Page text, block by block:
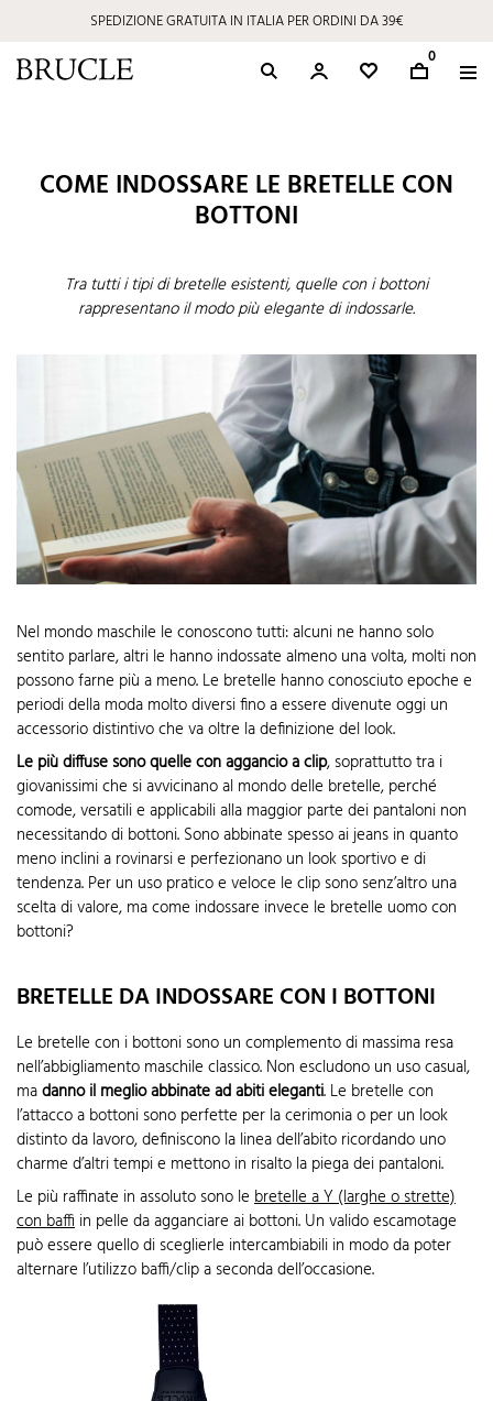
SPEDIZIONE GRATUITA IN ITALIA PER ORDINI DA 39€
0
COME INDOSSARE LE BRETELLE CON
BOTTONI
Tra tutti i tipi di bretelle esistenti, quelle con i bottoni
rappresentano il modo più elegante di indossarle.
Nel mondo maschile le conoscono tutti: alcuni ne hanno solo
sentito parlare, altri le hanno indossate almeno una volta, molti non
possono farne più a meno. Le bretelle hanno conosciuto epoche e
periodi della moda molto diversi fino a essere divenute oggi un
accessorio distintivo che va oltre la definizione del look.
Le più diffuse sono quelle con aggancio a clip, soprattutto tra i
giovanissimi che si avvicinano al mondo delle bretelle, perché
comode, versatili e applicabili alla maggior parte dei pantaloni non
necessitando di bottoni. Sono abbinate spesso ai jeans in quanto
meno inclini a rovinarsi e perfezionano un look sportivo e di
tendenza. Per un uso pratico e veloce le clip sono senz’altro una
scelta di valore, ma come indossare invece le bretelle uomo con
bottoni?
BRETELLE DA INDOSSARE CON I BOTTONI
Le bretelle con i bottoni sono un complemento di massima resa
nell’abbigliamento maschile classico. Non escludono un uso casual,
madanno il meglio abbinate ad abiti eleganti. Le bretelle con
l’attacco a bottoni sono perfette per la cerimonia o per un look
distinto da lavoro, definiscono la linea dell’abito ricordando uno
charme d’altri tempi e mettono in risalto la piega dei pantaloni.
Le più raffinate in assoluto sono le bretelle a Y (larghe o strette)
con baffi in pelle da agganciare ai bottoni. Un valido escamotage
può essere quello di sceglierle intercambiabili in modo da poter
alternare l’utilizzo baffi/clip a seconda dell’occasione.